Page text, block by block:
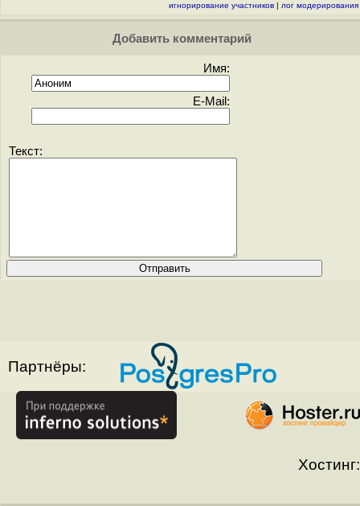
игнорирование участников | лог модерирования
Добавить комментарий
Имя:
E-Mail:
Текст:
Партнёры:
Хостинг: